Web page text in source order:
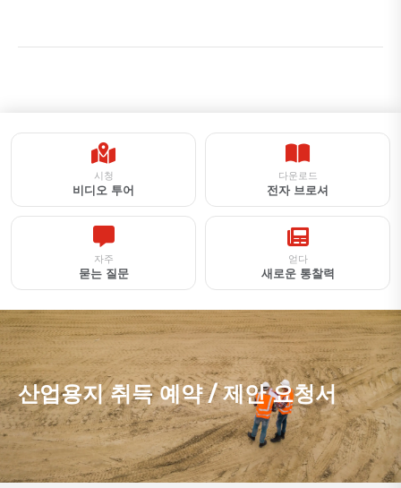
시청
비디오 투어
다운로드
전자 브로셔
자주
묻는 질문
얻다
새로운 통찰력
산업용지 취득 예약 / 제안 요청서